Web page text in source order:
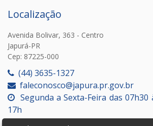
Localização
Avenida Bolivar, 363 - Centro
Japurá-PR
Cep: 87225-000
(44) 3635-1327
faleconosco@japura.pr.gov.br
Segunda a Sexta-Feira das 07h30
17h